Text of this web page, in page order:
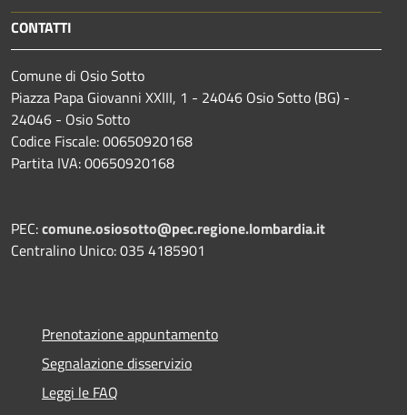
CONTATTI
Comune di Osio Sotto
Piazza Papa Giovanni XXIII, 1 - 24046 Osio Sotto (BG) -
24046 - Osio Sotto
Codice Fiscale: 00650920168
Partita IVA: 00650920168
PEC:comune.osiosotto@pec.regione.lombardia.it
Centralino Unico: 035 4185901
Prenotazione appuntamento
Segnalazione disservizio
Leggi le FAQ